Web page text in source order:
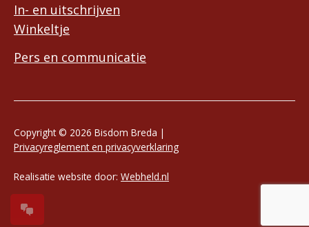
In- en uitschrijven
Winkeltje
Pers en communicatie
Copyright © 2026 Bisdom Breda |
Privacyreglement en privacyverklaring
Realisatie website door: Webheld.nl